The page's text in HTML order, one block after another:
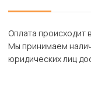
Оплата происходит
Мы принимаем
юридических лиц